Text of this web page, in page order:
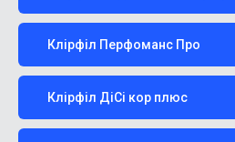
Клірфіл Перфоманс Про
Клірфіл ДіСі кор плюс